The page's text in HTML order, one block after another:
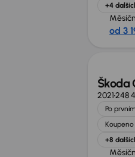
+4
od 3
Škoda
2021248
Po
Koupeno
+8